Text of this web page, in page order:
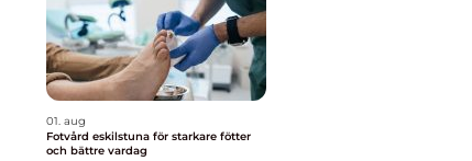
01. aug
Fotvård eskilstuna för starkare fötter
och bättre vardag